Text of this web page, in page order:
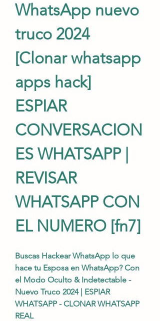
WhatsApp nuevo
truco 2024
[Clonar whatsapp
apps hack]
ESPIAR
CONVERSACION
ES WHATSAPP |
REVISAR
WHATSAPP CON
EL NUMERO [fn7]
Buscas Hackear WhatsApp lo que
hace tu Esposa en WhatsApp? Con
el Modo Oculto & Indetectable -
Nuevo Truco 2024 | ESPIAR
WHATSAPP - CLONAR WHATSAPP
REAL